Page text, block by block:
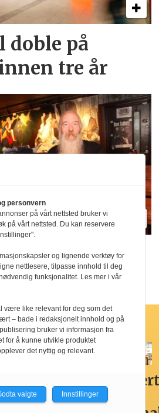
doble på
tre år
pubene
spennende,den
personvern
på vårt nettsted bruker vi
på vårt nettsted. Du kan reservere
og lignende verktøy for
nettlesere, tilpasse innhold til deg
funksjonalitet. Les mer i vår
være like relevant for deg som det
– bade i redaksjonelt innhold og på
bruker vi informasjon fra
for å kunne utvikle produktet
det nyttig og relevant.
valgte Innstillinger